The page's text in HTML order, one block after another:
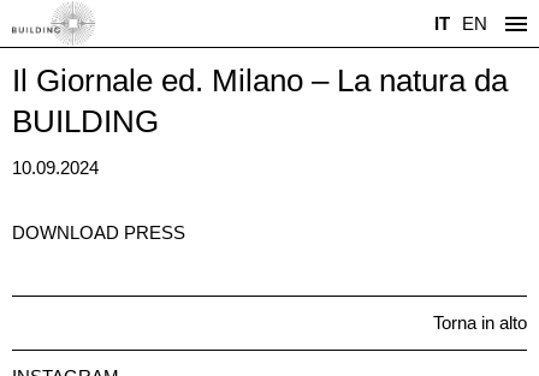
IT EN
Il Giornale ed. Milano – La natura da
BUILDING
10.09.2024
DOWNLOAD PRESS
Torna in alto